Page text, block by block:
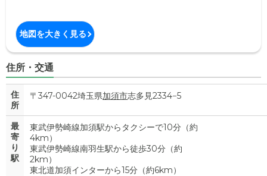
地図を大きく見る
住所・交通
住
所
〒347-0042埼玉県加須市志多見2334−5
最
寄
り
駅
東武伊勢崎線加須駅からタクシーで10分（約
東武伊勢崎線南羽生駅から徒歩30分（約
東北道加須インターから15分（約6km）